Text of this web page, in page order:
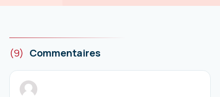
(9) Commentaires